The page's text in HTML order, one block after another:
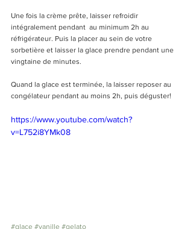
Une fois la crème prête, laisser refroidir
intégralement pendant  au minimum 2h au
réfrigérateur. Puis la placer au sein de votre
sorbetière et laisser la glace prendre pendant une
vingtaine de minutes.
Quand la glace est terminée, la laisser reposer au
congélateur pendant au moins 2h, puis déguster!
https://www.youtube.com/watch?
v=L752i8YMk08
#glace #vanille #gelato